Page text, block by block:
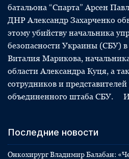
батальона “Спарта” Арсен
ДНР Александр Захарченко
этому убийству начальника
безопасности Украины (СБУ)
Виталия Марикова,
области Александра Куця, а
сотрудников и представителей
объединенного штаба СБУ.
Последние новости
Онкохирург Владимир Балабан: